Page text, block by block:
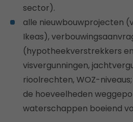
sector).
alle nieuwbouwprojecten
Ikeas),
(hypotheekverstrekkers
visvergunningen,
rioolrechten, WOZ-
de hoeveelheden
waterschappen boeiend